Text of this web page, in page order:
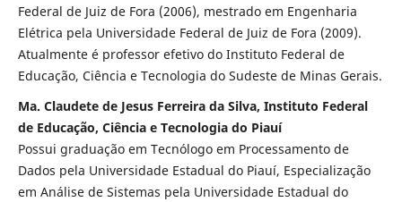
Federal de Juiz de Fora (2006), mestrado em Engenharia
Elétrica pela Universidade Federal de Juiz de Fora (2009).
Atualmente é professor efetivo do Instituto Federal de
Educação, Ciência e Tecnologia do Sudeste de Minas Gerais.
Ma. Claudete de Jesus Ferreira da Silva, Instituto Federal
de Educação, Ciência e Tecnologia do Piauí
Possui graduação em Tecnólogo em Processamento de
Dados pela Universidade Estadual do Piauí, Especialização
em Análise de Sistemas pela Universidade Estadual do